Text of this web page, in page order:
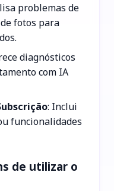
problemas de
fotos para
diagnósticos
com IA
: Inclui
funcionalidades
de utilizar o